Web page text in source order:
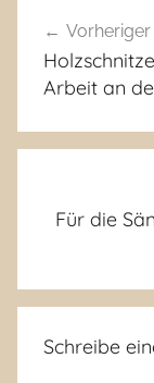
Arbeit an
Für die
Schreibe